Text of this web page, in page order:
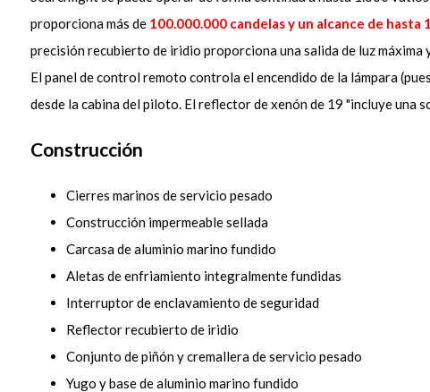
proporciona más de 100.000.000 candelas y un alcance de hasta
precisión recubierto de iridio proporciona una salida de luz máxima
El panel de control remoto controla el encendido de la lámpara
desde la cabina del piloto. El reflector de xenón de 19 "incluye una
Construcción
Cierres marinos de servicio pesado
Construcción impermeable sellada
Carcasa de aluminio marino fundido
Aletas de enfriamiento integralmente fundidas
Interruptor de enclavamiento de seguridad
Reflector recubierto de iridio
Conjunto de piñón y cremallera de servicio pesado
Yugo y base de aluminio marino fundido